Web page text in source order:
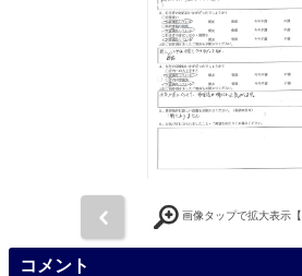
画像タップで拡大表示【
コメント